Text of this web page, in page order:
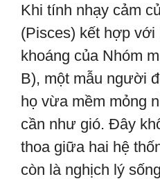
Khi tính nhạy cảm
(Pisces) kết hợp với
khoáng của Nhóm
B), một mẫu người
họ vừa mềm mỏng
cần như gió. Đây
thoa giữa hai hệ
còn là nghịch lý